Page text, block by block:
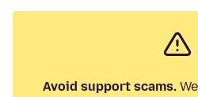
Avoid support scams.